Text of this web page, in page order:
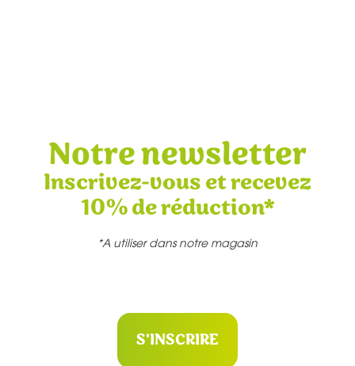
Notre newsletter
Inscrivez-vous et recevez
10% de réduction*
*A utiliser dans notre magasin
S'INSCRIRE